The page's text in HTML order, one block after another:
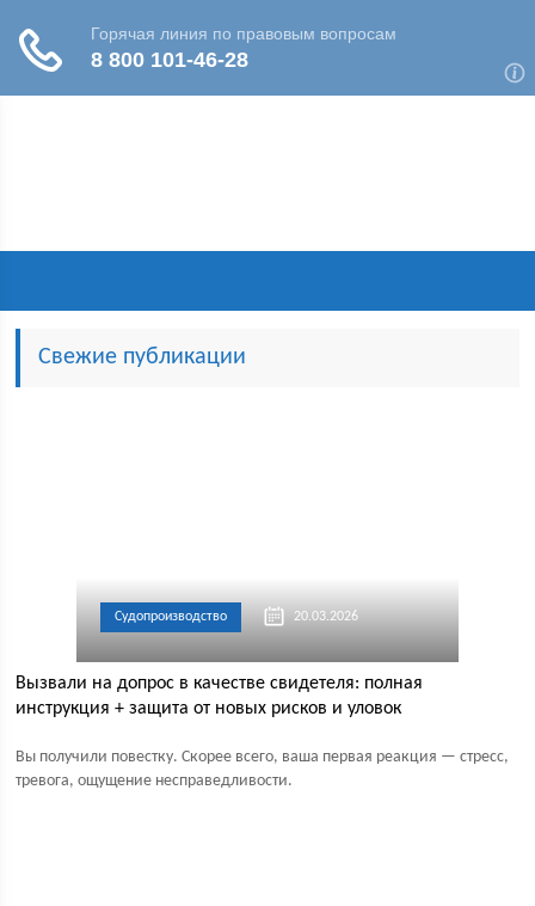
Свежие публикации
Судопроизводство 20.03.2026
Вызвали на допрос в качестве свидетеля: полная
инструкция + защита от новых рисков и уловок
Вы получили повестку. Скорее всего, ваша первая реакция — стресс,
тревога, ощущение несправедливости.